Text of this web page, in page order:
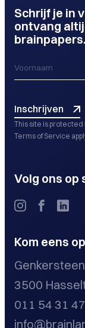
Schrijf je in
ontvang
brainpapers.
Inschrijven
This site is protected
Terms of Service
Volg ons op
Kom eens
3500
011 54 31 47